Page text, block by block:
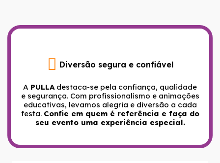
Diversão segura e confiável
A PULLAdestaca-se pela confiança, qualidade
e segurança. Com profissionalismo e animações
educativas, levamos alegria e diversão a cada
festa. Confie em quem é referência e faça do
seu evento uma experiência especial.